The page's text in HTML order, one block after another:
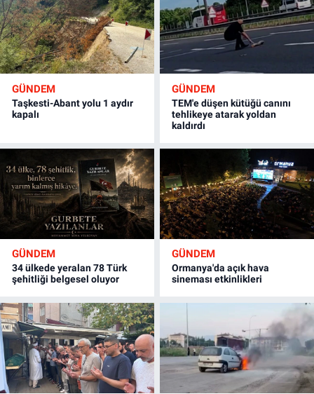
GÜNDEM
Taşkesti-Abant yolu 1 aydır
kapalı
GÜNDEM
TEM'e düşen kütüğü canını
tehlikeye atarak yoldan
kaldırdı
GÜNDEM
34 ülkede yeralan 78 Türk
şehitliği belgesel oluyor
GÜNDEM
Ormanya'da açık hava
sineması etkinlikleri